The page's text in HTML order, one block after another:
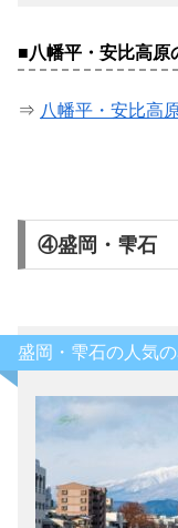
■八幡平・安比高原
⇒ 八幡平・安比高
④盛岡・雫石
盛岡・雫石の人気